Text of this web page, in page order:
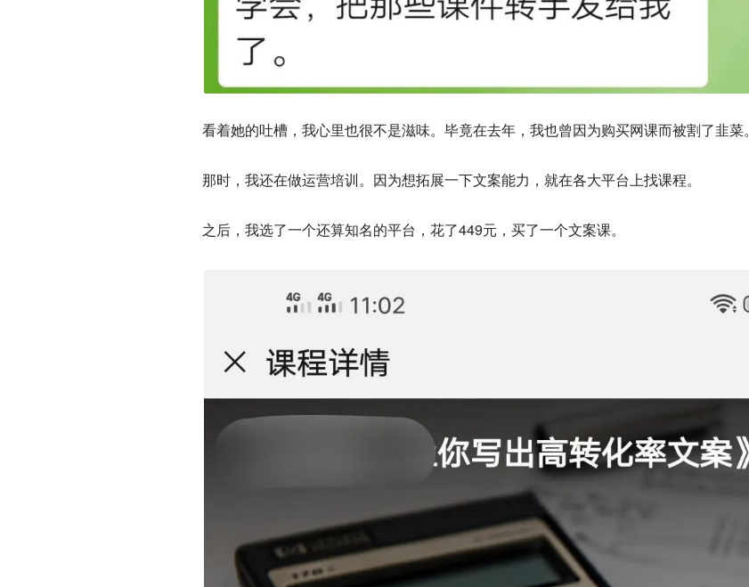
看着她的吐槽，我心里也很不是滋味。毕竟在去年，我也曾因为购买网课而被割了韭菜。
那时，我还在做运营培训。因为想拓展一下文案能力，就在各大平台上找课程。
之后，我选了一个还算知名的平台，花了449元，买了一个文案课。